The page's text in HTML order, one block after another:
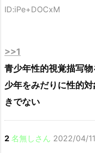
ID:iPe+DOCxM
>>1
青少年性的視覚描写
少年をみだりに性的
きでない
2 名無しさん 2022/04/